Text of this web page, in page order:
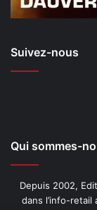
Suivez-nous
Qui sommes-
Depuis 2002,
dans l’info-